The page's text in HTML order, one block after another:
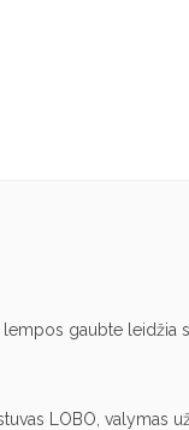
gaubte leidžia
LOBO, valymas